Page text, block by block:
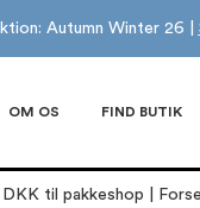
Autumn Winter 26 |
OM OS FIND BUTIK
til pakkeshop |